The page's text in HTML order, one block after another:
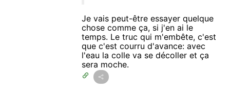
Je vais peut-être essayer quelque
chose comme ça, si j'en ai le
temps. Le truc qui m'embête, c'est
que c'est courru d'avance: avec
l'eau la colle va se décoller et ça
sera moche.